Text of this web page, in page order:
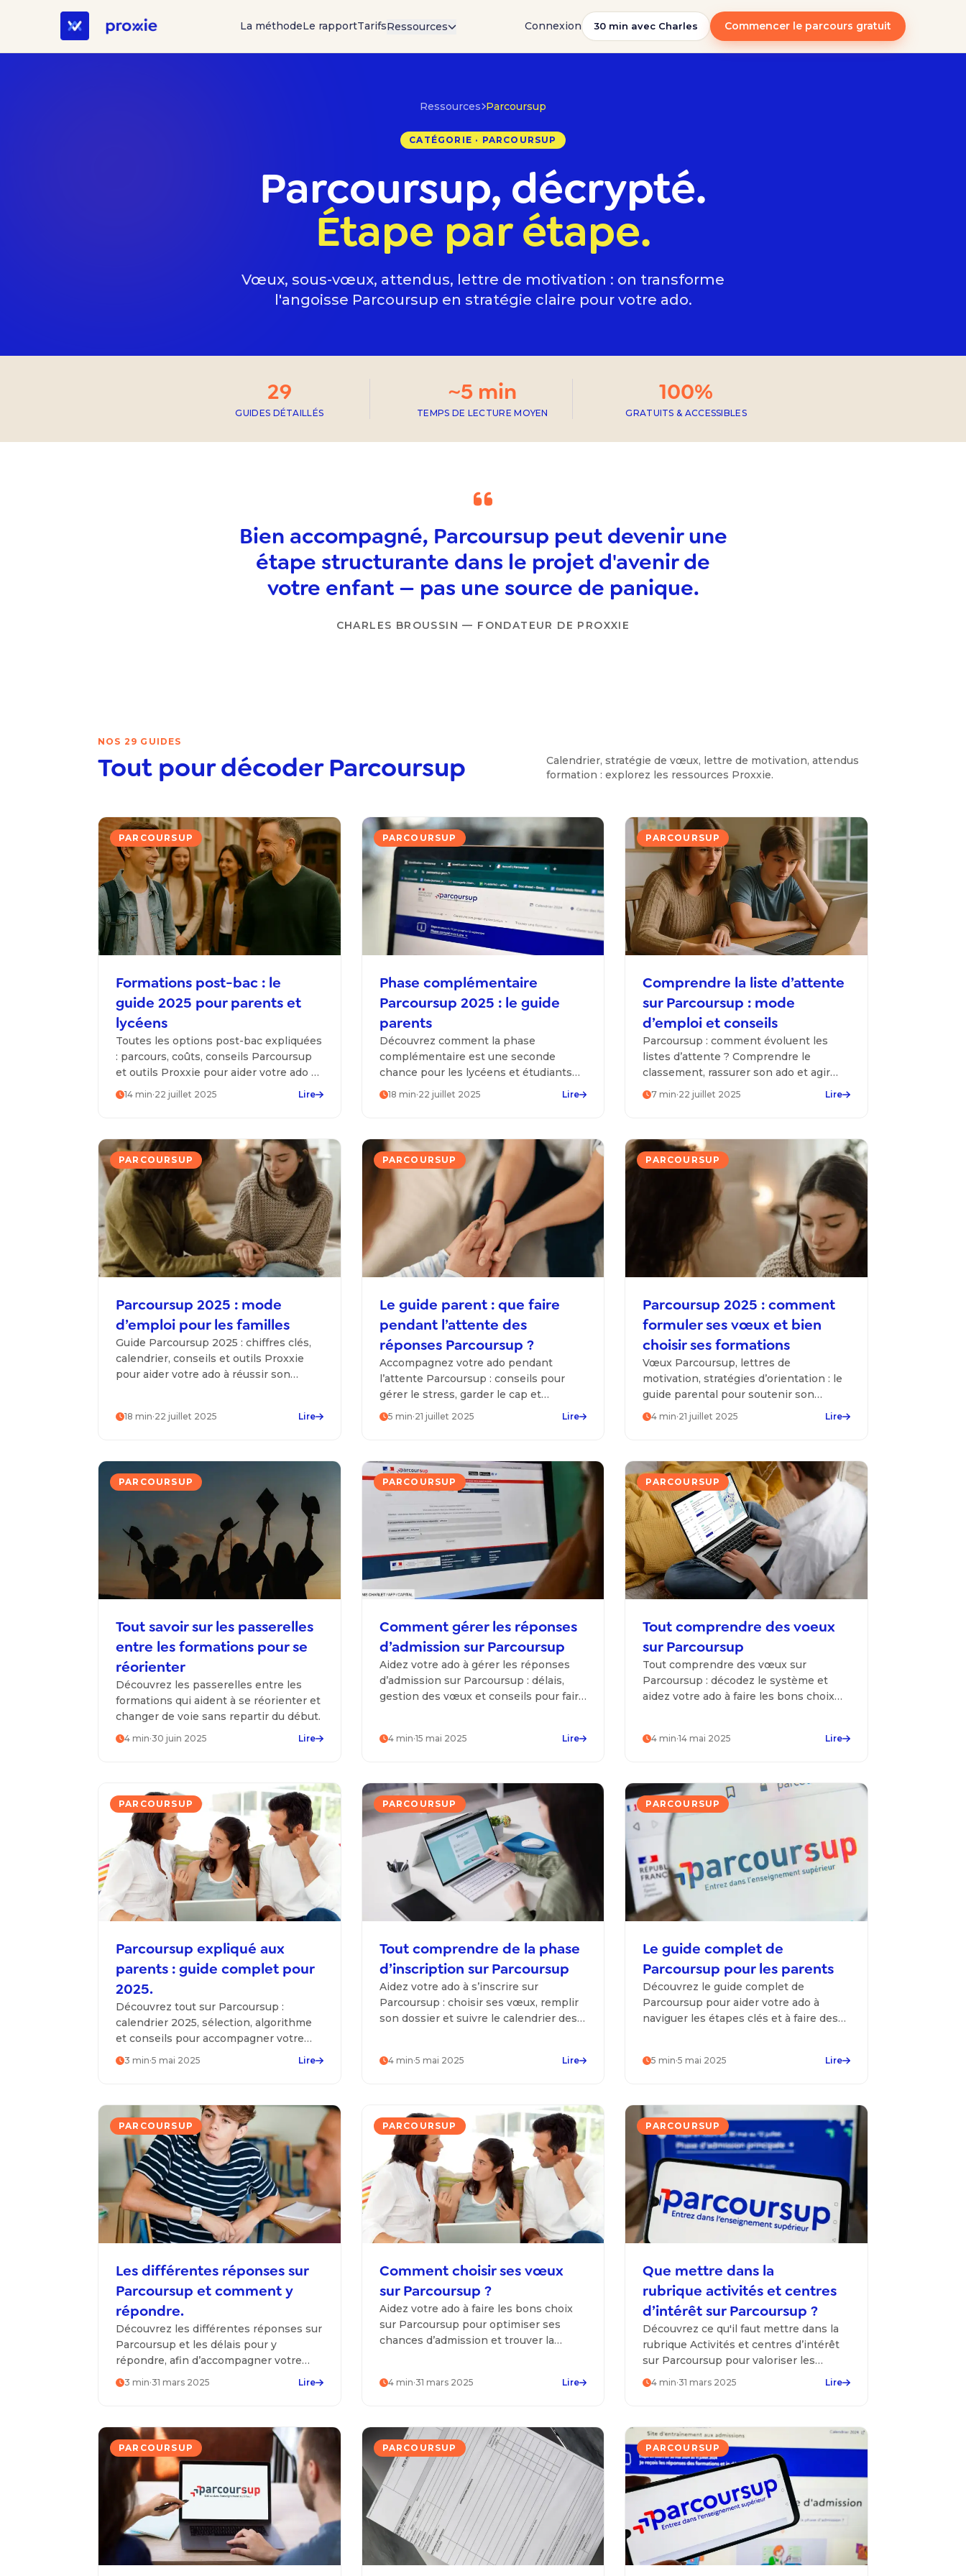
La méthodeLe rapportTarifsRessources Connexion 30 min avec Charles Commencer le parcours gratuit
Ressources Parcoursup
CATÉGORIE · PARCOURSUP
Parcoursup, décrypté.
Étape par étape.
Vœux, sous-vœux, attendus, lettre de motivation : on transforme
l'angoisse Parcoursup en stratégie claire pour votre ado.
29
GUIDES DÉTAILLÉS
~5 min
TEMPS DE LECTURE MOYEN
100%
GRATUITS & ACCESSIBLES
Bien accompagné, Parcoursup peut devenir une
étape structurante dans le projet d'avenir de
votre enfant — pas une source de panique.
CHARLES BROUSSIN — FONDATEUR DE PROXXIE
NOS 29 GUIDES
Tout pour décoder Parcoursup
Calendrier, stratégie de vœux, lettre de motivation, attendus
formation : explorez les ressources Proxxie.
PARCOURSUP
Formations post-bac : le
guide 2025 pour parents et
lycéens
Toutes les options post-bac expliquées
: parcours, coûts, conseils Parcoursup
et outils Proxxie pour aider votre ado à
choisir sa voie en toute confiance.
14 min·22 juillet 2025 Lire
PARCOURSUP
Phase complémentaire
Parcoursup 2025 : le guide
parents
Découvrez comment la phase
complémentaire est une seconde
chance pour les lycéens et étudiants
pour formuler de nouveaux voeux sur
Parcoursup !
18 min·22 juillet 2025 Lire
PARCOURSUP
Comprendre la liste d’attente
sur Parcoursup : mode
d’emploi et conseils
Parcoursup : comment évoluent les
listes d’attente ? Comprendre le
classement, rassurer son ado et agir
sans stress pour optimiser ses
7 min·22 juillet 2025 Lire
PARCOURSUP
Parcoursup 2025 : mode
d’emploi pour les familles
Guide Parcoursup 2025 : chiffres clés,
calendrier, conseils et outils Proxxie
pour aider votre ado à réussir son
18 min·22 juillet 2025 Lire
PARCOURSUP
Le guide parent : que faire
pendant l’attente des
réponses Parcoursup ?
Accompagnez votre ado pendant
l’attente Parcoursup : conseils pour
gérer le stress, garder le cap et
préparer la suite en toute sérénité.
5 min·21 juillet 2025 Lire
PARCOURSUP
Parcoursup 2025 : comment
formuler ses vœux et bien
choisir ses formations
Vœux Parcoursup, lettres de
motivation, stratégies d’orientation : le
guide parental pour soutenir son
enfant.
4 min·21 juillet 2025 Lire
PARCOURSUP
Tout savoir sur les passerelles
entre les formations pour se
réorienter
Découvrez les passerelles entre les
formations qui aident à se réorienter et
changer de voie sans repartir du début.
4 min·30 juin 2025 Lire
PARCOURSUP
Comment gérer les réponses
d’admission sur Parcoursup
Aidez votre ado à gérer les réponses
d’admission sur Parcoursup : délais,
gestion des vœux et conseils pour faire
4min·15 mai 2025 Lire
PARCOURSUP
Tout comprendre des voeux
sur Parcoursup
Tout comprendre des vœux sur
Parcoursup : décodez le système et
aidez votre ado à faire les bons choix
4 min·14 mai 2025 Lire
PARCOURSUP
Parcoursup expliqué aux
parents : guide complet pour
2025.
Découvrez tout sur Parcoursup :
calendrier 2025, sélection, algorithme
et conseils pour accompagner votre
enfant dans son parcours d'orientation
3 min·5 mai 2025 Lire
PARCOURSUP
Tout comprendre de la phase
d’inscription sur Parcoursup
Aidez votre ado à s’inscrire sur
Parcoursup : choisir ses vœux, remplir
son dossier et suivre le calendrier des
4min·5 mai 2025 Lire
PARCOURSUP
Le guide complet de
Parcoursup pour les parents
Découvrez le guide complet de
Parcoursup pour aider votre ado à
naviguer les étapes clés et à faire des
5 min·5 mai 2025 Lire
PARCOURSUP
Les différentes réponses sur
Parcoursup et comment y
répondre.
Découvrez les différentes réponses sur
Parcoursup et les délais pour y
répondre, afin d’accompagner votre
enfant dans ses choix d’orientation.
3 min·31 mars 2025 Lire
PARCOURSUP
Comment choisir ses vœux
sur Parcoursup ?
Aidez votre ado à faire les bons choix
sur Parcoursup pour optimiser ses
chances d’admission et trouver la
4min·31 mars 2025 Lire
PARCOURSUP
Que mettre dans la
rubrique activités et centres
d’intérêt sur Parcoursup ?
Découvrez ce qu'il faut mettre dans la
rubrique Activités et centres d’intérêt
sur Parcoursup pour valoriser les
passions, compétences et expériences.
4 min·31 mars 2025 Lire
PARCOURSUP PARCOURSUP PARCOURSUP